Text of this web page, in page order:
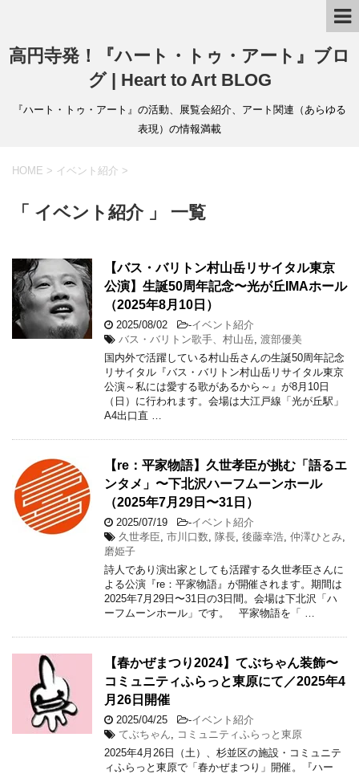
高円寺発！『ハート・トゥ・アート』ブロ
グ | Heart to Art BLOG
『ハート・トゥ・アート』の活動、展覧会紹介、アート関連（あらゆる
表現）の情報満載
HOME > イベント紹介 >
「 イベント紹介 」 一覧
【バス・バリトン村山岳リサイタル東京
公演】生誕50周年記念〜光が丘IMAホール
（2025年8月10日）
2025/08/02 -イベント紹介
バス・バリトン歌手、村山岳 渡部優美
国内外で活躍している村山岳さんの生誕50周年記念
リサイタル『バス・バリトン村山岳リサイタル東京
公演～私には愛する歌があるから～』が8月10日
（日）に行われます。会場は大江戸線「光が丘駅」
A4出口直 …
【re：平家物語】久世孝臣が挑む「語るエ
ンタメ」〜下北沢ハーフムーンホール
（2025年7月29日〜31日）
2025/07/19 -イベント紹介
久世孝臣 市川口数 隊長 後藤幸浩 仲澤ひとみ
磨姫子
詩人であり演出家としても活躍する久世孝臣さんに
よる公演『re：平家物語』が開催されます。期間は
2025年7月29日〜31日の3日間。会場は下北沢「ハ
ーフムーンホール」です。 平家物語を「 …
【春かぜまつり2024】てぶちゃん装飾〜
コミュニティふらっと東原にて／2025年4
月26日開催
2025/04/25 -イベント紹介
てぶちゃん
コミュニティふらっと東原
2025年4月26日（土）、杉並区の施設・コミュニテ
ィふらっと東原で「春かぜまつり」開催。『ハー